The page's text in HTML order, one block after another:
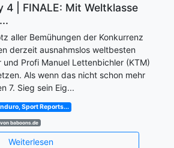
4 | FINALE: Mit Weltklasse
aller Bemühungen der Konkurrenz
derzeit ausnahmslos weltbesten
und Profi Manuel Lettenbichler (KTM)
Als wenn das nicht schon mehr
7. Sieg sein Eig...
Sport Reports...
von baboons.de
Weiterlesen